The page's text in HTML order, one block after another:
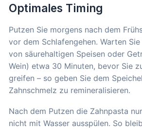
Optimales Timing
Putzen Sie morgens nach dem
vor dem Schlafengehen. Warten
von säurehaltigen Speisen oder
Wein) etwa 30 Minuten, bevor Sie
greifen – so geben Sie dem
Zahnschmelz zu remineralisieren.
Nach dem Putzen die Zahnpasta
nicht mit Wasser ausspülen. So